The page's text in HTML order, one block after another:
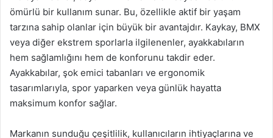
ömürlü bir kullanım sunar. Bu, özellikle aktif bir yaşam
tarzına sahip olanlar için büyük bir avantajdır. Kaykay, BMX
veya diğer ekstrem sporlarla ilgilenenler, ayakkabıların
hem sağlamlığını hem de konforunu takdir eder.
Ayakkabılar, şok emici tabanları ve ergonomik
tasarımlarıyla, spor yaparken veya günlük hayatta
maksimum konfor sağlar.
Markanın sunduğu çeşitlilik, kullanıcıların ihtiyaçlarına ve